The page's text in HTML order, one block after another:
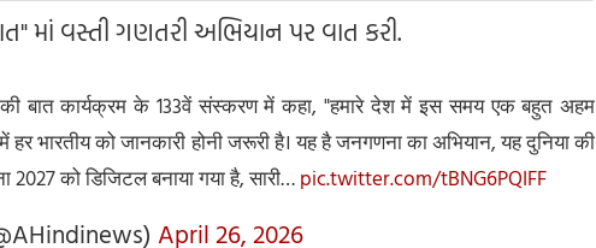
માં વસ્તી ગણતરી અભિયાન પર વાત કરી.
की बात कार्यक्रम के 133वें संस्करण में कहा, "हमारे देश में इस समय एक बहुत अहम
भारतीय को जानकारी होनी जरूरी है। यह है जनगणना का अभियान, यह दुनिया की
को डिजिटल बनाया गया है, सारी… pic.twitter.com/tBNG6PQIFF
April 26, 2026